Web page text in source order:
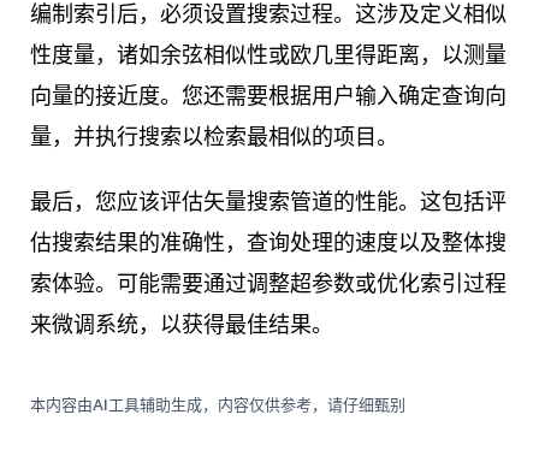
编制索引后，必须设置搜索过程。这涉及定义相似
性度量，诸如余弦相似性或欧几里得距离，以测量
向量的接近度。您还需要根据用户输入确定查询向
量，并执行搜索以检索最相似的项目。
最后，您应该评估矢量搜索管道的性能。这包括评
估搜索结果的准确性，查询处理的速度以及整体搜
索体验。可能需要通过调整超参数或优化索引过程
来微调系统，以获得最佳结果。
本内容由AI工具辅助生成，内容仅供参考，请仔细甄别